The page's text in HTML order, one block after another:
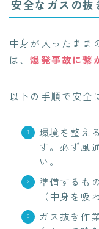
安全なガスの抜
中身が入ったまま
は、爆発事故に繋
以下の手順で安全
環境を整え
す。必ず風
い。
準備するも
（中身を吸
ガス抜き作